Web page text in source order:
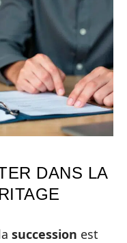
DANS LA
succession est